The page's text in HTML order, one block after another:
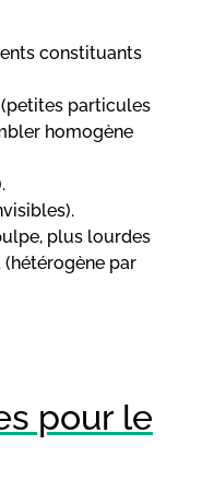
constituants
particules
homogène
plus lourdes
(hétérogène par
pour le